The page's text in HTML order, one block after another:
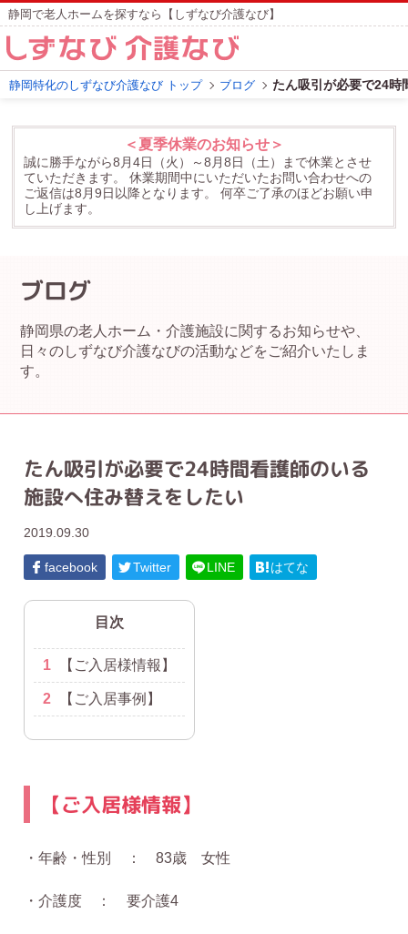
静岡で老人ホームを探すなら【しずなび介護なび】
静岡特化のしずなび介護なび トップ ブログ たん吸引が必要で24時
＜夏季休業のお知らせ＞
誠に勝手ながら8月4日（火）～8月8日（土）まで休業とさせ
ていただきます。
休業期間中にいただいたお問い合わせへの
ご返信は8月9日以降となります。
何卒ご了承のほどお願い申
し上げます。
ブログ
静岡県の老人ホーム・介護施設に関するお知らせや、
日々のしずなび介護なびの活動などをご紹介いたしま
す。
たん吸引が必要で24時間看護師のいる
施設へ住み替えをしたい
2019.09.30
facebook Twitter LINE はてな
目次
1 【ご入居様情報】
2 【ご入居事例】
【ご入居様情報】
・年齢・性別 ： 83歳 女性
・介護度 ： 要介護4